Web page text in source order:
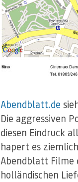
Abendblatt.de
Die aggressiven
diesen Eindruck
hapert es
Abendblatt Filme
holländischen